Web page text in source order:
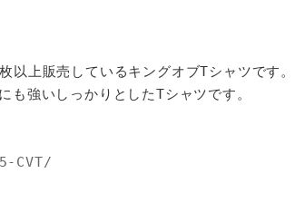
販売しているキングオブTシャツです。
強いしっかりとしたTシャツです。
CVT/